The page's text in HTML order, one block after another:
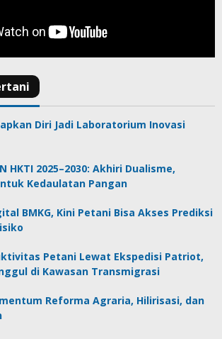
Diri Jadi Laboratorium Inovasi
HKTI 2025–2030: Akhiri Dualisme,
Kedaulatan Pangan
BMKG, Kini Petani Bisa Akses Prediksi
Petani Lewat Ekspedisi Patriot,
di Kawasan Transmigrasi
Reforma Agraria, Hilirisasi, dan